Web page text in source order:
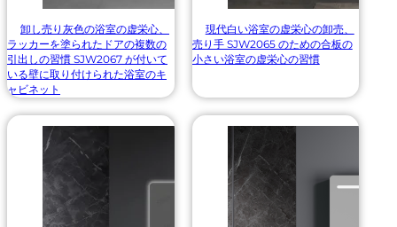
卸し売り灰色の浴室の虚栄心、
ラッカーを塗られたドアの複数の
引出しの習慣 SJW2067 が付いて
いる壁に取り付けられた浴室のキ
ャビネット
現代白い浴室の虚栄心の卸売、
売り手 SJW2065 のための合板の
小さい浴室の虚栄心の習慣